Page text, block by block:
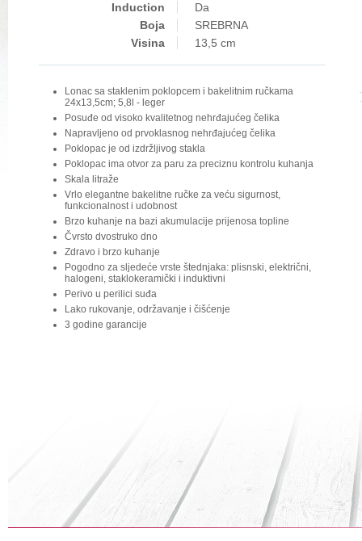
Induction
Da
Boja
SREBRNA
Visina
13,5 cm
Lonac sa staklenim poklopcem i bakelitnim ručkama
24x13,5cm; 5,8l - leger
Posuđe od visoko kvalitetnog nehrđajućeg čelika
Napravljeno od prvoklasnog nehrđajućeg čelika
Poklopac je od izdržljivog stakla
Poklopac ima otvor za paru za preciznu kontrolu kuhanja
Skala litraže
Vrlo elegantne bakelitne ručke za veću sigurnost,
funkcionalnost i udobnost
Brzo kuhanje na bazi akumulacije prijenosa topline
Čvrsto dvostruko dno
Zdravo i brzo kuhanje
Pogodno za sljedeće vrste štednjaka: plisnski, električni,
halogeni, staklokeramički i induktivni
Perivo u perilici suđa
Lako rukovanje, održavanje i čišćenje
3 godine garancije